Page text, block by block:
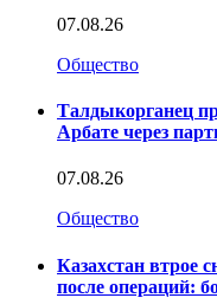
07.08.26
Общество
Талдыкорганец
Арбате через
07.08.26
Общество
Казахстан втрое
после операций: